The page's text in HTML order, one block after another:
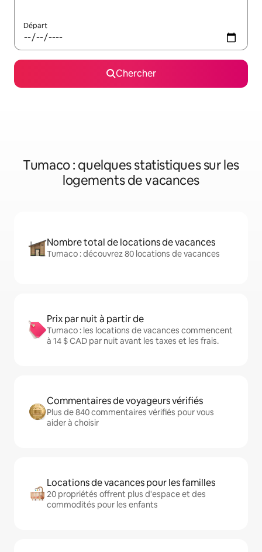
Départ
Chercher
Tumaco : quelques statistiques sur les
logements de vacances
Nombre total de locations de vacances
Tumaco : découvrez 80 locations de vacances
Prix par nuit à partir de
Tumaco : les locations de vacances commencent
à 14 $ CAD par nuit avant les taxes et les frais.
Commentaires de voyageurs vérifiés
Plus de 840 commentaires vérifiés pour vous
aider à choisir
Locations de vacances pour les familles
20 propriétés offrent plus d'espace et des
commodités pour les enfants